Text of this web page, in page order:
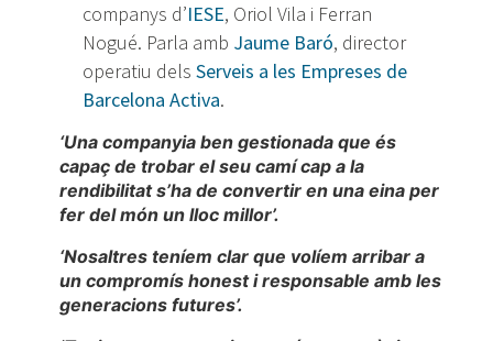
companys d’IESE, Oriol Vila i Ferran
Nogué. Parla amb Jaume Baró, director
operatiu dels Serveis a les Empreses de
Barcelona Activa.
‘Una companyia ben gestionada que és
capaç de trobar el seu camí cap a la
rendibilitat s’ha de convertir en una eina per
fer del món un lloc millor’.
‘Nosaltres teníem clar que volíem arribar a
un compromís honest i responsable amb les
generacions futures’.